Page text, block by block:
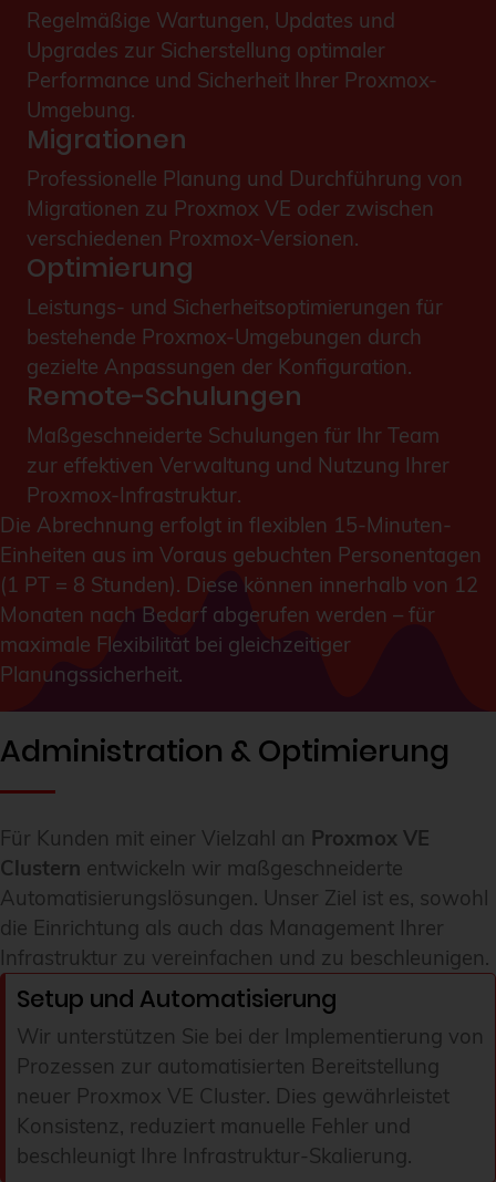
Regelmäßige Wartungen, Updates und
Upgrades zur Sicherstellung optimaler
Performance und Sicherheit Ihrer Proxmox-
Umgebung.
Migrationen
Professionelle Planung und Durchführung von
Migrationen zu Proxmox VE oder zwischen
verschiedenen Proxmox-Versionen.
Optimierung
Leistungs- und Sicherheitsoptimierungen für
bestehende Proxmox-Umgebungen durch
gezielte Anpassungen der Konfiguration.
Remote-Schulungen
Maßgeschneiderte Schulungen für Ihr Team
zur effektiven Verwaltung und Nutzung Ihrer
Proxmox-Infrastruktur.
Die Abrechnung erfolgt in flexiblen 15-Minuten-
Einheiten aus im Voraus gebuchten Personentagen
(1 PT = 8 Stunden). Diese können innerhalb von 12
Monaten nach Bedarf abgerufen werden – für
maximale Flexibilität bei gleichzeitiger
Planungssicherheit.
Administration & Optimierung
Für Kunden mit einer Vielzahl an Proxmox VE
Clustern entwickeln wir maßgeschneiderte
Automatisierungslösungen. Unser Ziel ist es, sowohl
die Einrichtung als auch das Management Ihrer
Infrastruktur zu vereinfachen und zu beschleunigen.
Setup und Automatisierung
Wir unterstützen Sie bei der Implementierung von
Prozessen zur automatisierten Bereitstellung
neuer Proxmox VE Cluster. Dies gewährleistet
Konsistenz, reduziert manuelle Fehler und
beschleunigt Ihre Infrastruktur-Skalierung.